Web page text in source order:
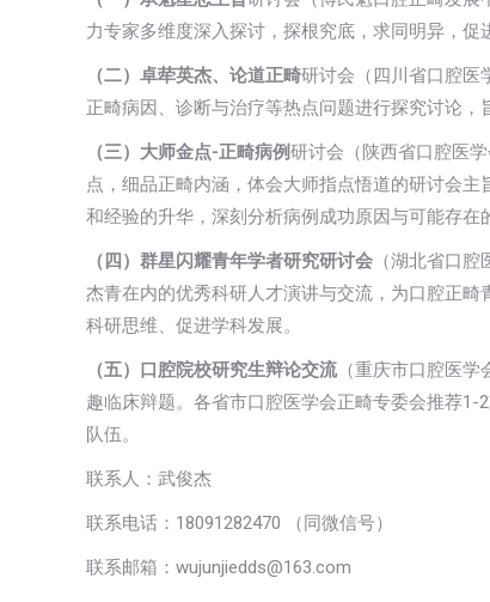
力专家多维度深入探讨，探根究底，求同明异，促
（二）卓荦英杰、论道正畸研讨会（四川省口腔医
正畸病因、诊断与治疗等热点问题进行探究讨论，
（三）大师金点-正畸病例研讨会（陕西省口腔医
点，细品正畸内涵，体会大师指点悟道的研讨会
和经验的升华，深刻分析病例成功原因与可能存在
（四）群星闪耀青年学者研究研讨会 （湖北省口
杰青在内的优秀科研人才演讲与交流，为口腔正
科研思维、促进学科发展。
（五）口腔院校研究生辩论交流（重庆市口腔医学
趣临床辩题。各省市口腔医学会正畸专委会推荐
队伍。
联系人：武俊杰
联系电话：18091282470 （同微信号）
联系邮箱：wujunjiedds@163.com